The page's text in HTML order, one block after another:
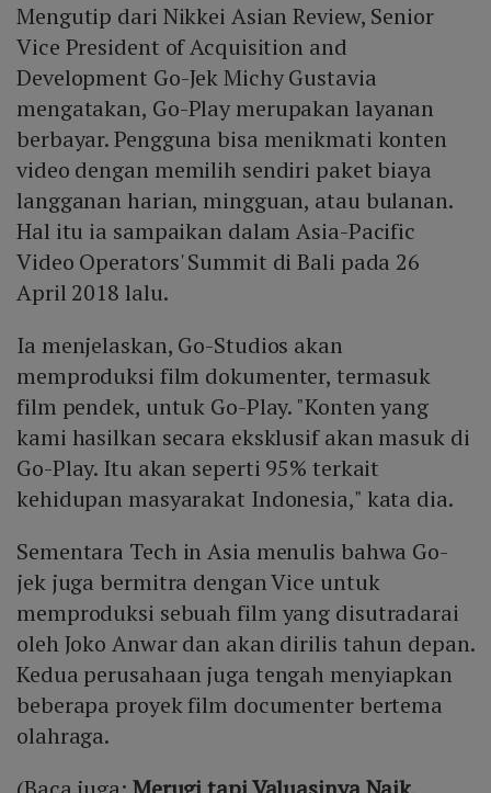
Mengutip dari Nikkei Asian Review, Senior
Vice President of Acquisition and
Development Go-Jek Michy Gustavia
mengatakan, Go-Play merupakan layanan
berbayar. Pengguna bisa menikmati konten
video dengan memilih sendiri paket biaya
langganan harian, mingguan, atau bulanan.
Hal itu ia sampaikan dalam Asia-Pacific
Video Operators' Summit di Bali pada 26
April 2018 lalu.
Ia menjelaskan, Go-Studios akan
memproduksi film dokumenter, termasuk
film pendek, untuk Go-Play. "Konten yang
kami hasilkan secara eksklusif akan masuk di
Go-Play. Itu akan seperti 95% terkait
kehidupan masyarakat Indonesia," kata dia.
Sementara Tech in Asia menulis bahwa Go-
jek juga bermitra dengan Vice untuk
memproduksi sebuah film yang disutradarai
oleh Joko Anwar dan akan dirilis tahun depan.
Kedua perusahaan juga tengah menyiapkan
beberapa proyek film documenter bertema
olahraga.